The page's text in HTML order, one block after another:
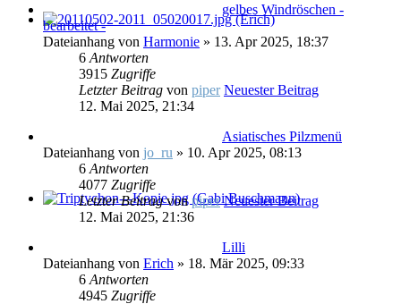
gelbes Windröschen -
bearbeitet -
Dateianhang von Harmonie » 13. Apr 2025, 18:37
6 Antworten
3915 Zugriffe
Letzter Beitrag von piper Neuester Beitrag
12. Mai 2025, 21:34
Asiatisches Pilzmenü
Dateianhang von jo_ru » 10. Apr 2025, 08:13
6 Antworten
4077 Zugriffe
Letzter Beitragvonpiper Neuester Beitrag
12. Mai 2025, 21:36
Lilli
Dateianhang von Erich » 18. Mär 2025, 09:33
6 Antworten
4945 Zugriffe